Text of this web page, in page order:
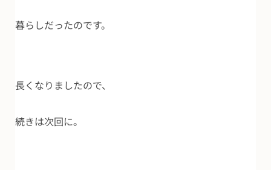
暮らしだったのです。
長くなりましたので、
続きは次回に。